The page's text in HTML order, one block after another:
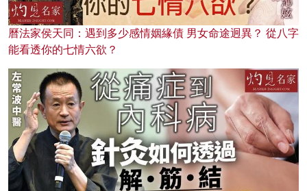
曆法家侯天同：遇到多少感情姻緣債 男女命途迥異？ 從八字
能看透你的七情六欲？